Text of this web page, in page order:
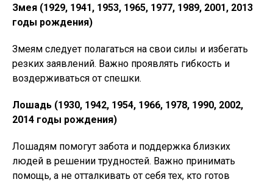
Змея (1929, 1941, 1953, 1965, 1977, 1989, 2001, 2013
годы рождения)
Змеям следует полагаться на свои силы и избегать
резких заявлений. Важно проявлять гибкость и
воздерживаться от спешки.
Лошадь (1930, 1942, 1954, 1966, 1978, 1990, 2002,
2014 годы рождения)
Лошадям помогут забота и поддержка близких
людей в решении трудностей. Важно принимать
помощь, а не отталкивать от себя тех, кто готов